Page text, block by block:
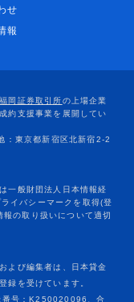
せ
報
よび編集者は、日本貸金
録を受けています。
番号：K250020096、合